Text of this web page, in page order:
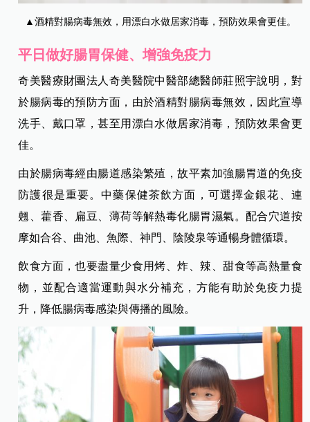
▲酒精對腸病毒無效，用漂白水做居家消毒，預防效果會更佳。
平日做好腸胃保健、增強免疫力
奇美醫療財團法人奇美醫院中醫部總醫師莊照宇說明，對
於腸病毒的預防方面，由於酒精對腸病毒無效，因此宣導
洗手、戴口罩，甚至用漂白水做居家消毒，預防效果會更
佳。
由於腸病毒經由腸道感染繁殖，故平素加強腸胃道的免疫
防護很是重要。中藥保健茶飲方面，可選擇金銀花、連
翹、藿香、扁豆、薄荷等解熱毒化腸胃濕氣。配合穴道按
摩如合谷、曲池、魚際、神門、陰陵泉等通暢身體循環。
飲食方面，也要盡量少食用烤、炸、辣、甜食等高熱量食
物，並配合適當運動與水分補充，方能有助於免疫力提
升，降低腸病毒感染與傳播的風險。